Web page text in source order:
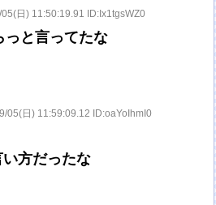
日) 11:50:19.91 ID:Ix1tgsWZ0
っと言ってたな
05(日) 11:59:09.12 ID:oaYoIhmI0
方だったな